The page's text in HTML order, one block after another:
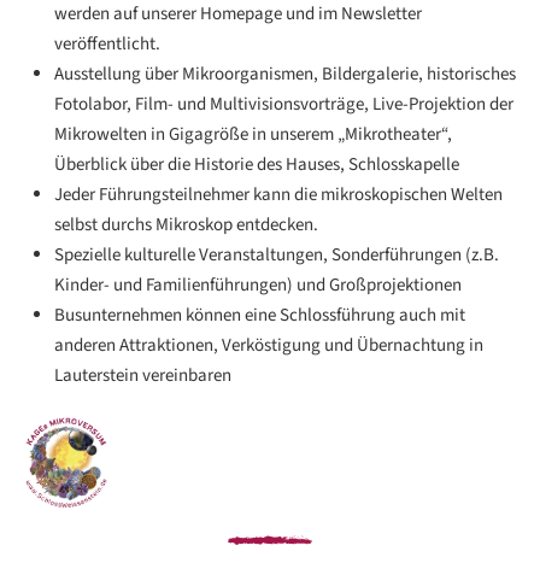
werden auf unserer Homepage und im Newsletter
veröffentlicht.
Ausstellung über Mikroorganismen, Bildergalerie, historisches
Fotolabor, Film- und Multivisionsvorträge, Live-Projektion der
Mikrowelten in Gigagröße in unserem „Mikrotheater“,
Überblick über die Historie des Hauses, Schlosskapelle
Jeder Führungsteilnehmer kann die mikroskopischen Welten
selbst durchs Mikroskop entdecken.
Spezielle kulturelle Veranstaltungen, Sonderführungen (z.B.
Kinder- und Familienführungen) und Großprojektionen
Busunternehmen können eine Schlossführung auch mit
anderen Attraktionen, Verköstigung und Übernachtung in
Lauterstein vereinbaren